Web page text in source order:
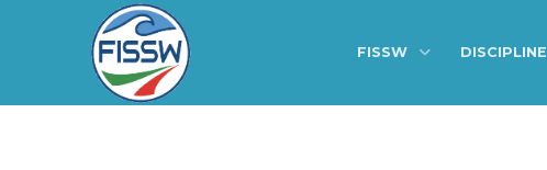
FISSW DISCIPLINE